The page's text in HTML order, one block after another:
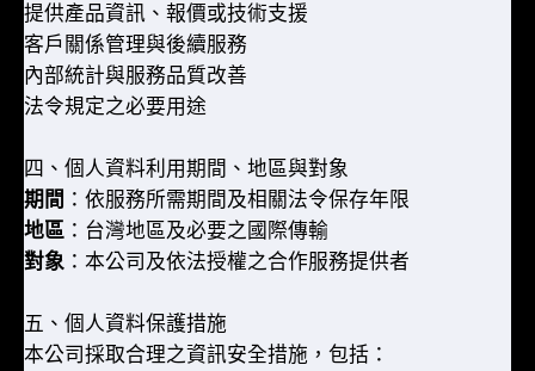
提供產品資訊、報價或技術支援
客戶關係管理與後續服務
內部統計與服務品質改善
法令規定之必要用途
四、個人資料利用期間、地區與對象
期間 ：依服務所需期間及相關法令保存年限
地區 ：台灣地區及必要之國際傳輸
對象 ：本公司及依法授權之合作服務提供者
五、個人資料保護措施
本公司採取合理之資訊安全措施，包括：